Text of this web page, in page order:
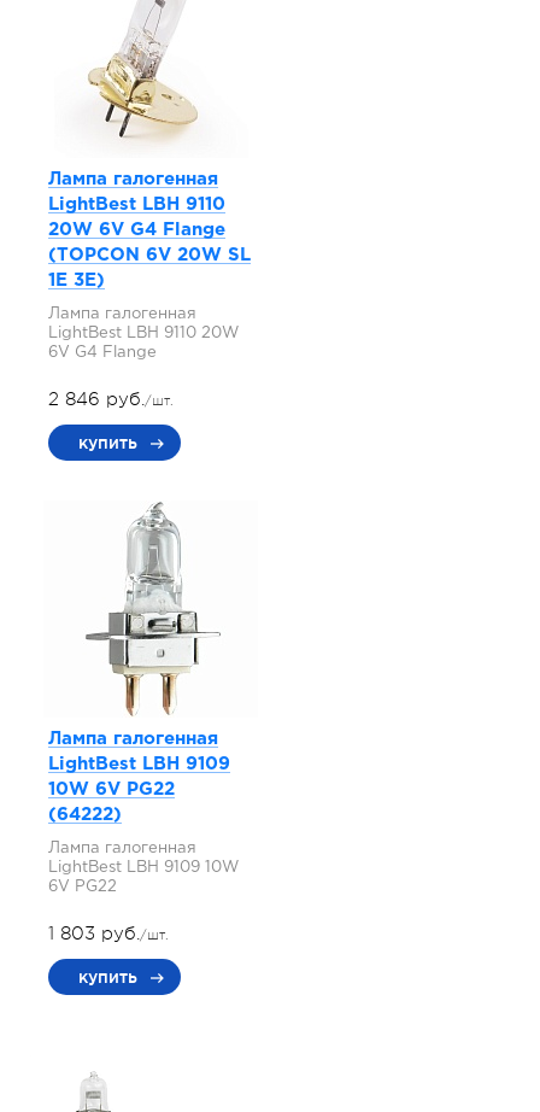
Лампа галогенная
LightBest LBH 9110
20W 6V G4 Flange
(TOPCON 6V 20W SL
1E 3E)
Лампа галогенная
LightBest LBH 9110 20W
6V G4 Flange
2 846 руб./шт.
купить
Лампа галогенная
LightBest LBH 9109
10W 6V PG22
(64222)
Лампа галогенная
LightBest LBH 9109 10W
6V PG22
1 803 руб./шт.
купить